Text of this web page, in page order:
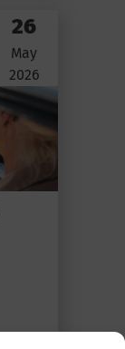
26
May
2026